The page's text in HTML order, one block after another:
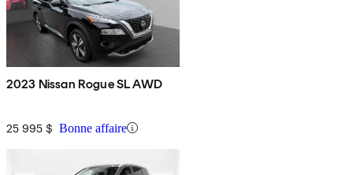
2023 Nissan Rogue SL AWD
25 995 $ Bonne affaire